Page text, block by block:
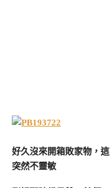
好久沒來開箱敗家物，
突然不靈敏